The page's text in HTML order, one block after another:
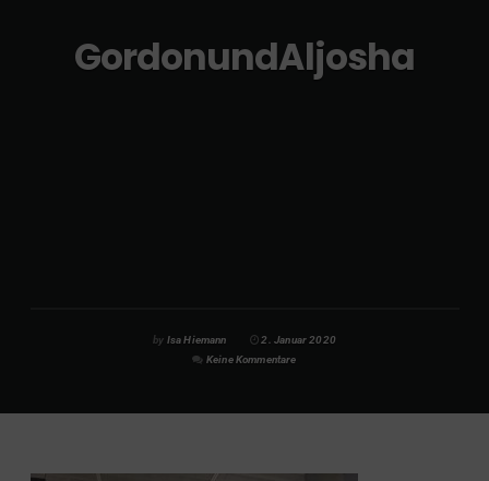
GordonundAljosha
by Isa Hiemann
2. Januar 2020
Keine Kommentare